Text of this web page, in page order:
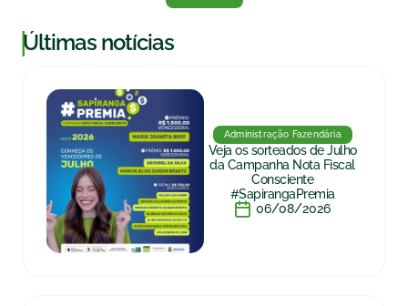
|Últimas notícias
Administração Fazendária
Veja os sorteados de Julho
da Campanha Nota Fiscal
Consciente
#SapirangaPremia
06/08/2026